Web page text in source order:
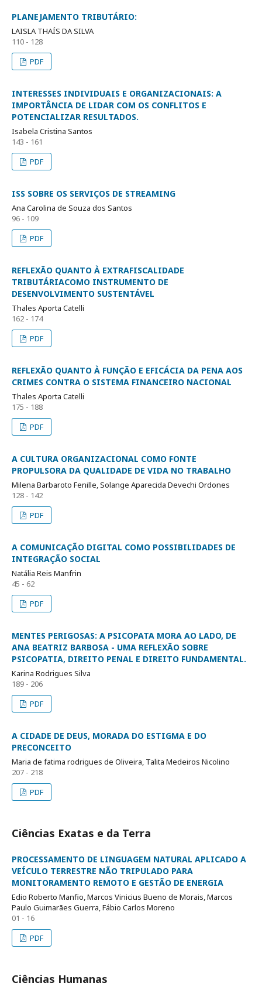
PLANEJAMENTO TRIBUTÁRIO:
LAISLA THAÍS DA SILVA
110 - 128
PDF
INTERESSES INDIVIDUAIS E ORGANIZACIONAIS: A
IMPORTÂNCIA DE LIDAR COM OS CONFLITOS E
POTENCIALIZAR RESULTADOS.
Isabela Cristina Santos
143 - 161
PDF
ISS SOBRE OS SERVIÇOS DE STREAMING
Ana Carolina de Souza dos Santos
96 - 109
PDF
REFLEXÃO QUANTO À EXTRAFISCALIDADE
TRIBUTÁRIACOMO INSTRUMENTO DE
DESENVOLVIMENTO SUSTENTÁVEL
Thales Aporta Catelli
162 - 174
PDF
REFLEXÃO QUANTO À FUNÇÃO E EFICÁCIA DA PENA AOS
CRIMES CONTRA O SISTEMA FINANCEIRO NACIONAL
Thales Aporta Catelli
175 - 188
PDF
A CULTURA ORGANIZACIONAL COMO FONTE
PROPULSORA DA QUALIDADE DE VIDA NO TRABALHO
Milena Barbaroto Fenille, Solange Aparecida Devechi Ordones
128 - 142
PDF
A COMUNICAÇÃO DIGITAL COMO POSSIBILIDADES DE
INTEGRAÇÃO SOCIAL
Natália Reis Manfrin
45 - 62
PDF
MENTES PERIGOSAS: A PSICOPATA MORA AO LADO, DE
ANA BEATRIZ BARBOSA - UMA REFLEXÃO SOBRE
PSICOPATIA, DIREITO PENAL E DIREITO FUNDAMENTAL.
Karina Rodrigues Silva
189 - 206
PDF
A CIDADE DE DEUS, MORADA DO ESTIGMA E DO
PRECONCEITO
Maria de fatima rodrigues de Oliveira, Talita Medeiros Nicolino
207 - 218
PDF
Ciências Exatas e da Terra
PROCESSAMENTO DE LINGUAGEM NATURAL APLICADO A
VEÍCULO TERRESTRE NÃO TRIPULADO PARA
MONITORAMENTO REMOTO E GESTÃO DE ENERGIA
Edio Roberto Manfio, Marcos Vinicius Bueno de Morais, Marcos
Paulo Guimarães Guerra, Fábio Carlos Moreno
01 - 16
PDF
Ciências Humanas